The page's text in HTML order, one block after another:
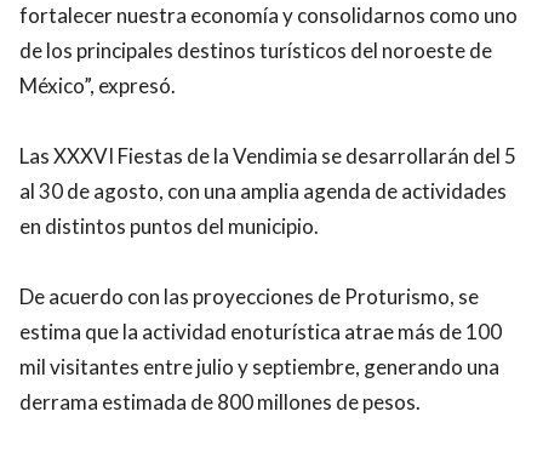
fortalecer nuestra economía y consolidarnos como uno
de los principales destinos turísticos del noroeste de
México”, expresó.
Las XXXVI Fiestas de la Vendimia se desarrollarán del 5
al 30 de agosto, con una amplia agenda de actividades
en distintos puntos del municipio.
De acuerdo con las proyecciones de Proturismo, se
estima que la actividad enoturística atrae más de 100
mil visitantes entre julio y septiembre, generando una
derrama estimada de 800 millones de pesos.